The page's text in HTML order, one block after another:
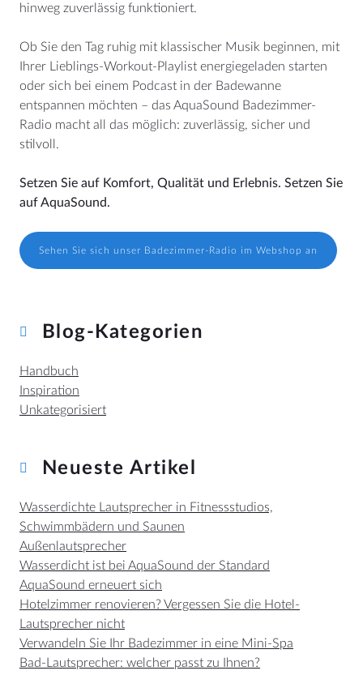
hinweg zuverlässig funktioniert.
Ob Sie den Tag ruhig mit klassischer Musik beginnen, mit
Ihrer Lieblings-Workout-Playlist energiegeladen starten
oder sich bei einem Podcast in der Badewanne
entspannen möchten – das AquaSound Badezimmer-
Radio macht all das möglich: zuverlässig, sicher und
stilvoll.
Setzen Sie auf Komfort, Qualität und Erlebnis. Setzen Sie
auf AquaSound.
Sehen Sie sich unser Badezimmer-Radio im Webshop an
Blog-Kategorien
Handbuch
Inspiration
Unkategorisiert
Neueste Artikel
Wasserdichte Lautsprecher in Fitnessstudios,
Schwimmbädern und Saunen
Außenlautsprecher
Wasserdicht ist bei AquaSound der Standard
AquaSound erneuert sich
Hotelzimmer renovieren? Vergessen Sie die Hotel-
Lautsprecher nicht
Verwandeln Sie Ihr Badezimmer in eine Mini-Spa
Bad-Lautsprecher: welcher passt zu Ihnen?